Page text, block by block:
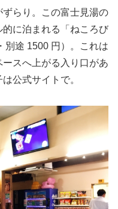
らり。この富士見湯の
に泊まれる「ねころび
別途 1500 円）。これは
スへ上がる入り口があ
公式サイトで。